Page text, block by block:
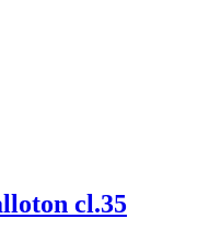
cl.35